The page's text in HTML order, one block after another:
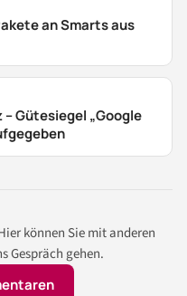
an Smarts aus
Gütesiegel „Google
können Sie mit anderen
Gespräch gehen.